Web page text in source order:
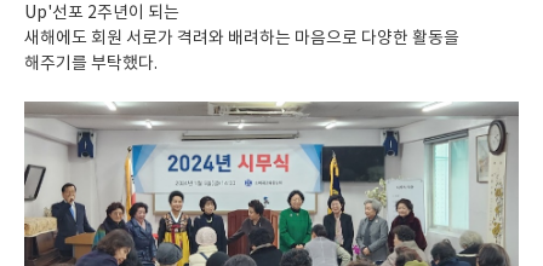
Up'선포 2주년이 되는
새해에도 회원 서로가 격려와 배려하는 마음으로 다양한 활동을
해주기를 부탁했다.